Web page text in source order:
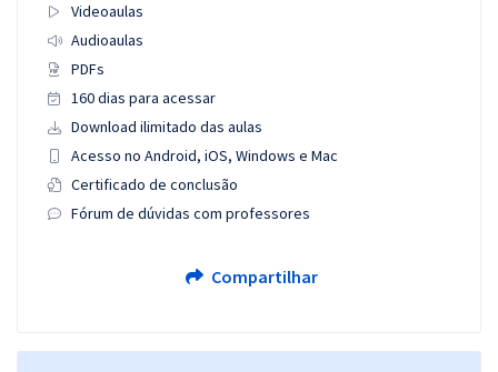
Videoaulas
Audioaulas
PDFs
160 dias para acessar
Download ilimitado das aulas
Acesso no Android, iOS, Windows e Mac
Certificado de conclusão
Fórum de dúvidas com professores
Compartilhar